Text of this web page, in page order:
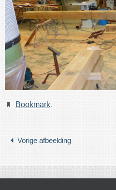
Bookmark.
Vorige afbeelding